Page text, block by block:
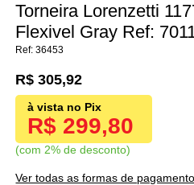
Torneira Lorenzetti
Flexivel Gray Ref:
36453
R$ 299,80
com 2% de desconto
R$ 305,92
Ver todas as formas de